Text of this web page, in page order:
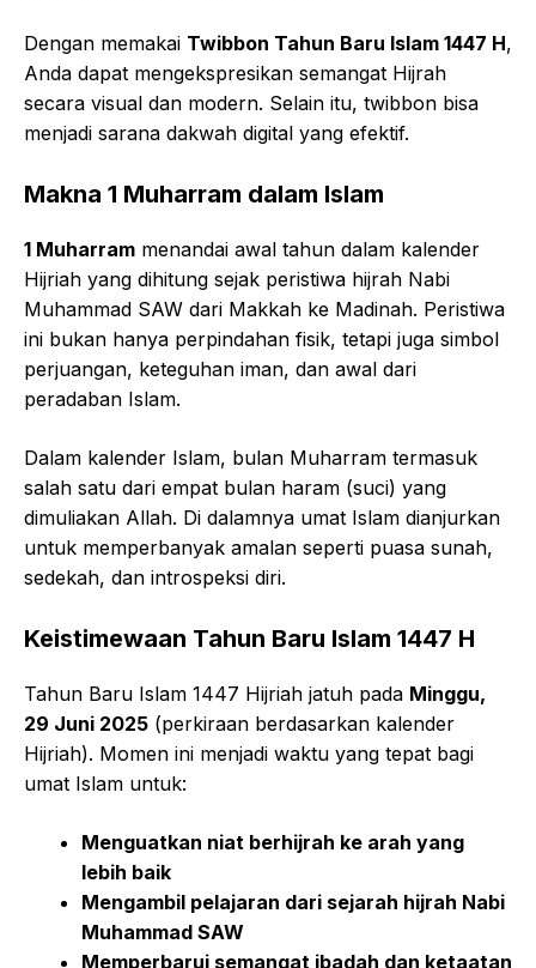
Dengan memakai Twibbon Tahun Baru Islam 1447 H,
Anda dapat mengekspresikan semangat Hijrah
secara visual dan modern. Selain itu, twibbon bisa
menjadi sarana dakwah digital yang efektif.
Makna 1 Muharram dalam Islam
1 Muharram menandai awal tahun dalam kalender
Hijriah yang dihitung sejak peristiwa hijrah Nabi
Muhammad SAW dari Makkah ke Madinah. Peristiwa
ini bukan hanya perpindahan fisik, tetapi juga simbol
perjuangan, keteguhan iman, dan awal dari
peradaban Islam.
Dalam kalender Islam, bulan Muharram termasuk
salah satu dari empat bulan haram (suci) yang
dimuliakan Allah. Di dalamnya umat Islam dianjurkan
untuk memperbanyak amalan seperti puasa sunah,
sedekah, dan introspeksi diri.
Keistimewaan Tahun Baru Islam 1447 H
Tahun Baru Islam 1447 Hijriah jatuh pada Minggu,
29 Juni 2025 (perkiraan berdasarkan kalender
Hijriah). Momen ini menjadi waktu yang tepat bagi
umat Islam untuk:
Menguatkan niat berhijrah ke arah yang
lebih baik
Mengambil pelajaran dari sejarah hijrah Nabi
Muhammad SAW
Memperbarui semangat ibadah dan ketaatan